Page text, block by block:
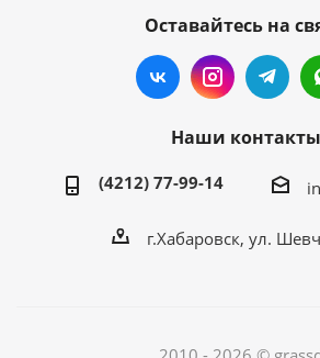
Оставайтесь на
Наши контакты
(4212) 77-99-14
г.Хабаровск, ул.